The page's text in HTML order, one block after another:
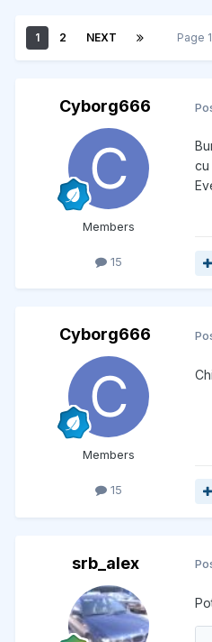
1 2 NEXT Page
Cyborg666
Members
15
cu
Cyborg666
Members
15
srb_alex